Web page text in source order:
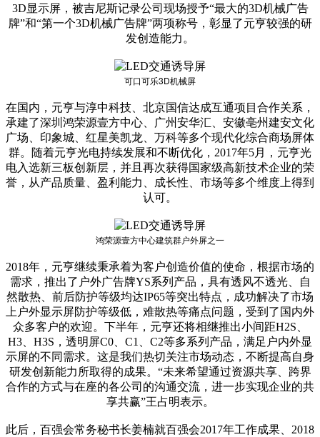
3D显示屏，被吉尼斯记录公司现场授予“最大的3D机械广告
牌”和“第一个3D机械广告牌”两项称号，彰显了元亨较强的研
发创造能力。
可口可乐3D机械屏
在国内，元亨与淳中科技、北京国信达成互通项目合作关系，
承建了深圳鸿荣源壹方中心、广州安华汇、安徽亳州建安文化
广场、印象城、红星美凯龙、万科等多个现代化综合商场屏体
群。随着元亨光电持续发展和不断优化，2017年5月，元亨光
电入选新三板创新层，并且再次获得国家级高新技术企业的荣
誉，从产品质量、盈利能力、成长性、市场等多个维度上得到
认可。
鸿荣源壹方中心建筑群户外屏之一
2018年，元亨继续秉承着为客户创造价值的使命，根据市场的
需求，推出了户外广告牌YS系列产品，具有透风不透光、自
然散热、前后防护等级均达IP65等突出特点，成功解决了市场
上户外显示屏防护等级低，难散热等痛点问题，受到了国内外
众多客户的欢迎。下半年，元亨还将相继推出小间距H2S、
H3、H3S，透明屏C0、C1、C2等多系列产品，满足户内外显
示屏的不同需求。这是我们热切关注市场动态，不断提高自身
研发创新能力所取得的成果。“未来希望通过资源共享、跨界
合作的方式与在座的各公司的沟通交流，进一步实现企业的共
享共赢”王占明表示。
此后，百强会常务秘书长姜楠就百强会2017年工作成果、2018